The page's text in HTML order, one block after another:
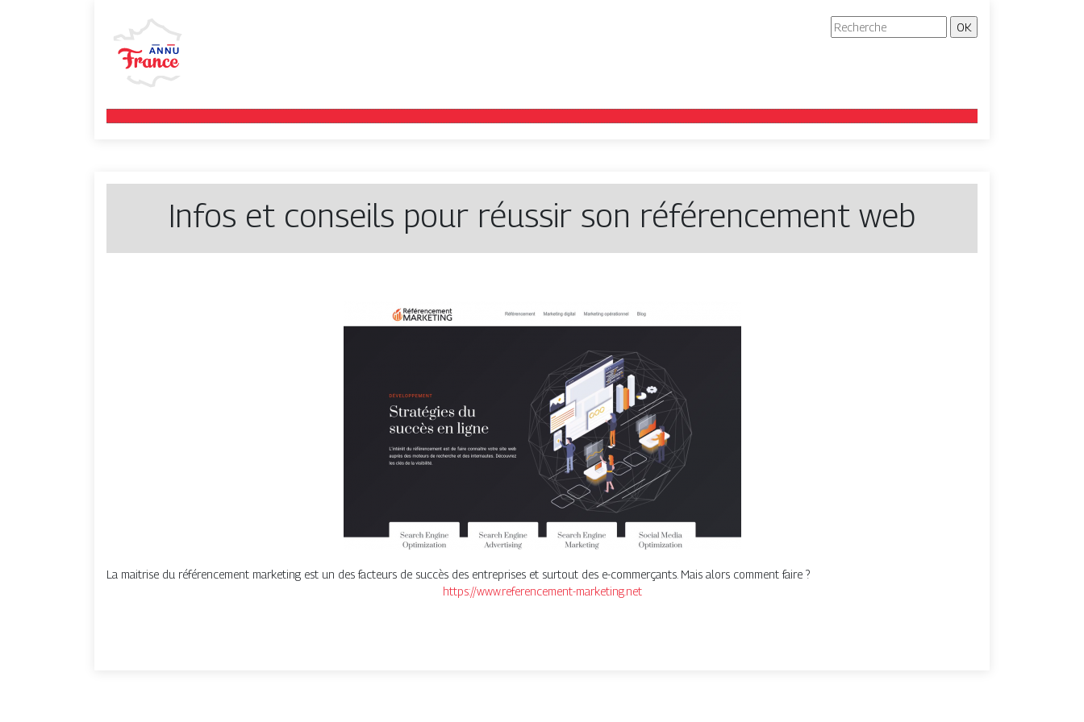
Infos et conseils pour réussir son référencement web
La maitrise du référencement marketing est un des facteurs de succès des entreprises et surtout des e-commerçants. Mais alors comment faire ?
https://www.referencement-marketing.net